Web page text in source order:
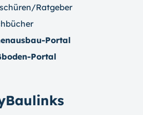
Ratgeber
Portal
Portal